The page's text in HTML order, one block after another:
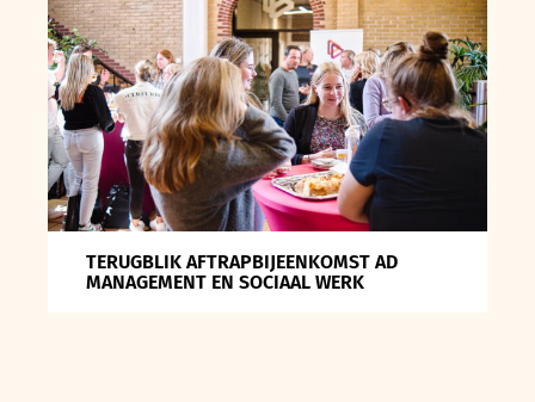
TERUGBLIK AFTRAPBIJEENKOMST AD
MANAGEMENT EN SOCIAAL WERK